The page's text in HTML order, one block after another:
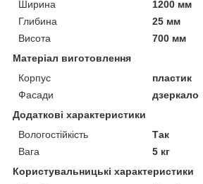
Ширина
1200 мм
Глибина
25 мм
Висота
700 мм
Матеріал виготовлення
Корпус
пластик
Фасади
дзеркало
Додаткові характеристики
Вологостійкість
Так
Вага
5 кг
Користувальницькі характеристики